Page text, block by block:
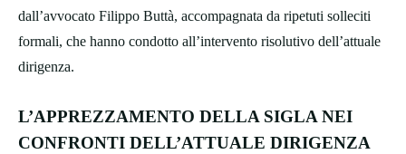
dall’avvocato Filippo Buttà, accompagnata da ripetuti solleciti
formali, che hanno condotto all’intervento risolutivo dell’attuale
dirigenza.
L’APPREZZAMENTO DELLA SIGLA NEI
CONFRONTI DELL’ATTUALE DIRIGENZA